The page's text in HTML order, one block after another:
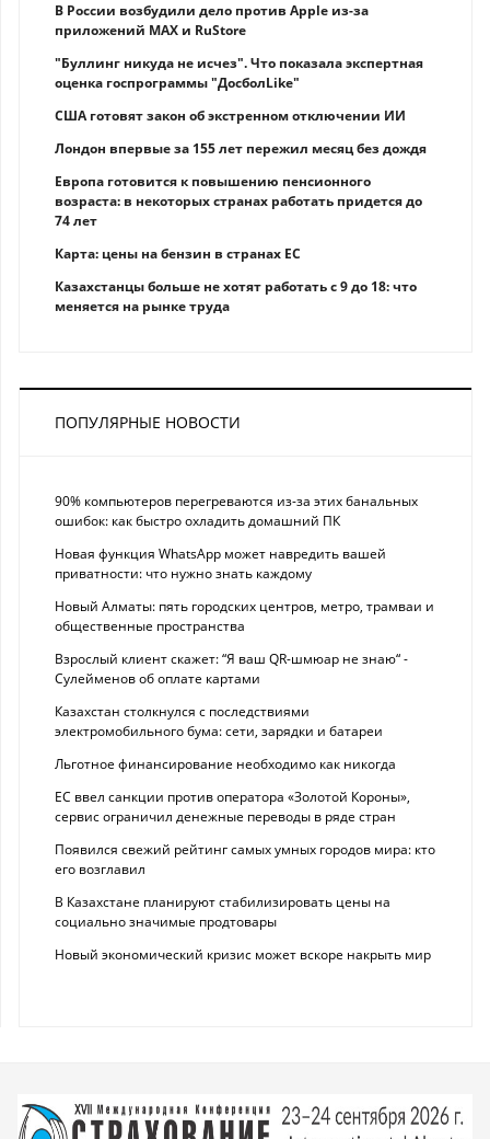
В России возбудили дело против Apple из-за
приложений MAX и RuStore
"Буллинг никуда не исчез". Что показала экспертная
оценка госпрограммы "ДосболLike"
США готовят закон об экстренном отключении ИИ
Лондон впервые за 155 лет пережил месяц без дождя
Европа готовится к повышению пенсионного
возраста: в некоторых странах работать придется до
74 лет
Карта: цены на бензин в странах ЕС
Казахстанцы больше не хотят работать с 9 до 18: что
меняется на рынке труда
ПОПУЛЯРНЫЕ НОВОСТИ
90% компьютеров перегреваются из-за этих банальных
ошибок: как быстро охладить домашний ПК
Новая функция WhatsApp может навредить вашей
приватности: что нужно знать каждому
Новый Алматы: пять городских центров, метро, трамваи и
общественные пространства
Взрослый клиент скажет: “Я ваш QR-шмюар не знаю“ -
Сулейменов об оплате картами
Казахстан столкнулся с последствиями
электромобильного бума: сети, зарядки и батареи
Льготное финансирование необходимо как никогда
ЕС ввел санкции против оператора «Золотой Короны»,
сервис ограничил денежные переводы в ряде стран
Появился свежий рейтинг самых умных городов мира: кто
его возглавил
В Казахстане планируют стабилизировать цены на
социально значимые продтовары
Новый экономический кризис может вскоре накрыть мир